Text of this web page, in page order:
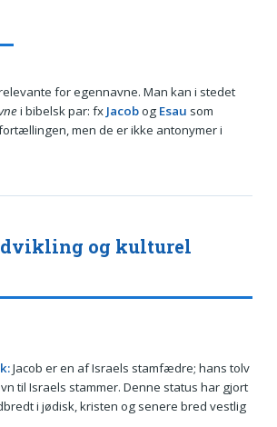
for egennavne. Man kan i stedet
i bibelsk par: fx Jacobog Esau som
men de er ikke antonymer i
og kulturel
Jacob er en af Israels stamfædre; hans tolv
til Israels stammer. Denne status har gjort
i jødisk, kristen og senere bred vestlig